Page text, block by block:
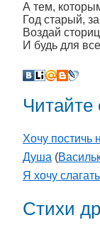
А тем,
Год старый,
Воздай
И будь для
Читайте
Хочу постичь
Душа (
Я хочу
Стихи